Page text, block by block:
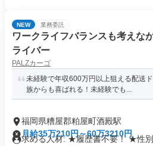
NEW 業務委託
ワークライフバランスも考えな
ライバー
PALZカーゴ
未経験で年収600万円以上狙える配送
族からも喜ばれる！未経験でも...
福岡県糟屋郡粕屋町酒殿駅
月給35万210円～60万3210円
求める人材: ★履歴書不要！ ★性